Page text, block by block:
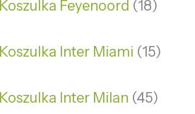
Koszulka Feyenoord 18
Koszulka Inter Miami 15
Koszulka Inter Milan 45